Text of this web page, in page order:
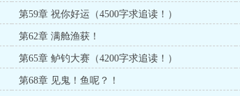
第59章 祝你好运（4500字求追读！）
第62章 满舱渔获！
第65章 鲈钓大赛（4200字求追读！）
第68章 见鬼！鱼呢？！